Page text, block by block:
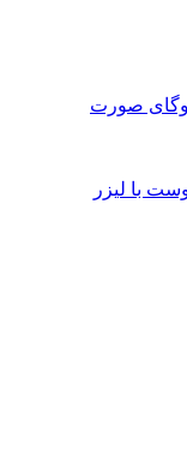
با لیزر